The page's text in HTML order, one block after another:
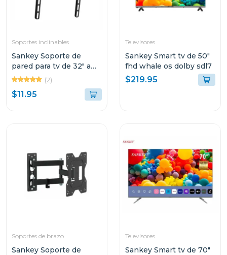
Soportes inclinables
Sankey Soporte de
pared para tv de 32" a
70" v214 (2)
$11.95
Televisores
Sankey Smart tv de 50"
fhd whale os dolby sdl7
$219.95
Soportes de brazo
Sankey Soporte de
Televisores
Sankey Smart tv de 70"